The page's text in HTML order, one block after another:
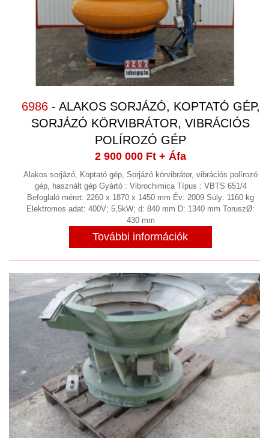
6986- ALAKOS SORJÁZÓ, KOPTATÓ GÉP,
SORJÁZÓ KÖRVIBRÁTOR, VIBRÁCIÓS
POLÍROZÓ GÉP
2 900 000 Ft + Áfa
Alakos sorjázó, Koptató gép, Sorjázó körvibrátor, vibrációs polírozó
gép, használt gép Gyártó : Vibrochimica Típus : VBTS 651/4
Befoglaló méret: 2260 x 1870 x 1450 mm Év: 2009 Súly: 1160 kg
Elektromos adat: 400V; 5,5kW; d: 840 mm D: 1340 mm ToruszØ:
430 mm
További információk